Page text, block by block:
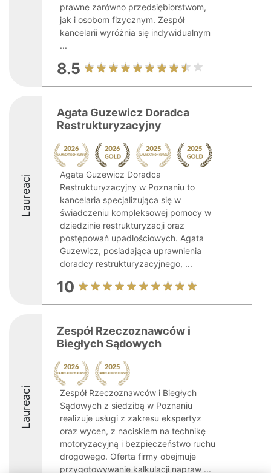
prawne zarówno przedsiębiorstwom,
jak i osobom fizycznym. Zespół
kancelarii wyróżnia się indywidualnym
...
8.5
Laureaci
Agata Guzewicz Doradca
Restrukturyzacyjny
Agata Guzewicz Doradca
Restrukturyzacyjny w Poznaniu to
kancelaria specjalizująca się w
świadczeniu kompleksowej pomocy w
dziedzinie restrukturyzacji oraz
postępowań upadłościowych. Agata
Guzewicz, posiadająca uprawnienia
doradcy restrukturyzacyjnego, ...
10
Laureaci
Zespół Rzeczoznawców i
Biegłych Sądowych
Zespół Rzeczoznawców i Biegłych
Sądowych z siedzibą w Poznaniu
realizuje usługi z zakresu ekspertyz
oraz wycen, z naciskiem na technikę
motoryzacyjną i bezpieczeństwo ruchu
drogowego. Oferta firmy obejmuje
przygotowywanie kalkulacji napraw ...